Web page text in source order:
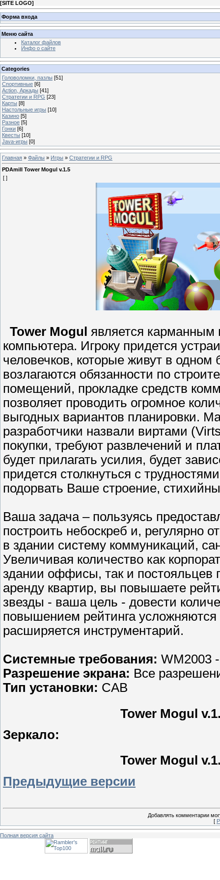
[SITE LOGO]
Форма входа
Меню сайта
Каталог файлов
Инфо о сайте
Categories
Головоломки, пазлы [51]
Спортивные [6]
Action, Аркады [41]
Стратегии и RPG [23]
Карты [8]
Настольные игры [10]
Казино [5]
Разное [5]
Гонки [6]
Квесты [10]
Java-игры [0]
Главная » Файлы » Игры » Стратегии и RPG
PDAmill Tower Mogul v.1.5
[ ]
Tower Mogul
является карманным
компьютера. Игроку придется
человечков, которые живут в
возлагаются обязанности по
помещений, прокладке средств
позволяет проводить огромное
выгодных вариантов планировки.
разработчики назвали виртами
покупки, требуют развлечений и
будет прилагать усилия, будет
придется столкнуться с
подорвать Ваше строение,
Ваша задача – пользуясь
построить небоскреб и, регулярно
в здании систему коммуникаций,
Увеличивая количество как
здании оффисы, так и постояльцев
аренду квартир, вы повышаете
звезды - ваша цель - довести
повышением рейтинга
расширяется инструментарий.
Системные требования: WM2003
Разрешение экрана: Все
Тип установки: CAB
Tower Mogul
Зеркало:
Tower Mogul
Предыдущие версии
Добавлять комментарии
[
Полная версия сайта